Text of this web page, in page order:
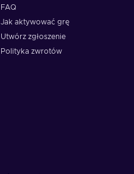
FAQ
Jak aktywować grę
Utwórz zgłoszenie
Polityka zwrotów